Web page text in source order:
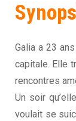
Galia a 23
capitale. Elle
rencontres
Un soir
voulait se